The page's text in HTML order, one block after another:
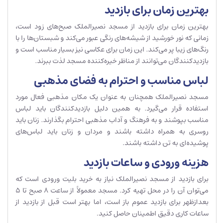
بهترین زمان برای بازدید
بهترین زمان برای بازدید از مسجد نصیرالملک صبح‌های زود است،
زمانی که نور خورشید از شیشه‌های رنگی عبور می‌کند و شبستان‌ها را با
رنگ‌های زیبا پر می‌کند. این زمان برای عکاسی نیز بسیار مناسب است و
بازدیدکنندگان می‌توانند از مناظر خیره‌کننده مسجد لذت ببرند.
لباس مناسب و احترام به فضای مذهبی
مسجد نصیرالملک همچنان به عنوان یک مکان مذهبی فعال مورد
استفاده قرار می‌گیرد. به همین دلیل بازدیدکنندگان باید لباس
مناسب بپوشند و به فرهنگ و آداب مذهبی احترام بگذارند. زنان باید
روسری به همراه داشته باشند و مردان و زنان باید لباس‌های
پوشیده‌ای به تن داشته باشند.
هزینه ورودی و ساعات بازدید
برای بازدید از مسجد نصیرالملک نیاز به خرید بلیت ورودی است که
می‌توان آن را در محل تهیه کرد. مسجد معمولاً از ساعت 8 صبح تا 5
بعدازظهر برای بازدید عموم باز است، اما بهتر است قبل از بازدید از
ساعات کاری دقیق اطمینان حاصل کنید.